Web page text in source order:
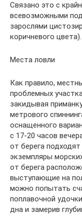
Связано это с
всевозможными
зарослями
коричневого цвета).
Места ловли
Как правило,
проблемных
закидывая
метрового
оснащенного
с 17-20 часов
от берега
экземпляры
от берега
выступающие на
можно попытать
поплавочной
дна и замерив